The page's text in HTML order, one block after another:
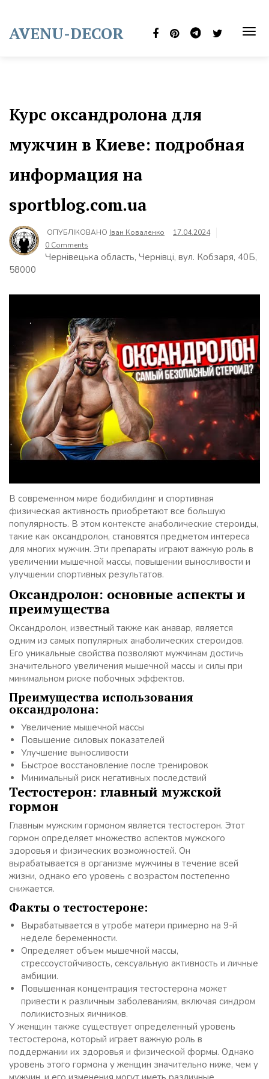
content
AVENU-DECOR
Курс оксандролона для
мужчин в Киеве: подробная
информация на
sportblog.com.ua
ОПУБЛІКОВАНО Іван Коваленко
17.04.2024
0 Comments
Чернівецька область, Чернівці, вул. Кобзаря, 40Б,
58000
В современном мире бодибилдинг и спортивная
физическая активность приобретают все большую
популярность. В этом контексте анаболические стероиды,
такие как оксандролон, становятся предметом интереса
для многих мужчин. Эти препараты играют важную роль в
увеличении мышечной массы, повышении выносливости и
улучшении спортивных результатов.
Оксандролон: основные аспекты и
преимущества
Оксандролон, известный также как анавар, является
одним из самых популярных анаболических стероидов.
Его уникальные свойства позволяют мужчинам достичь
значительного увеличения мышечной массы и силы при
минимальном риске побочных эффектов.
Преимущества использования
оксандролона:
Увеличение мышечной массы
Повышение силовых показателей
Улучшение выносливости
Быстрое восстановление после тренировок
Минимальный риск негативных последствий
Тестостерон: главный мужской
гормон
Главным мужским гормоном является тестостерон. Этот
гормон определяет множество аспектов мужского
здоровья и физических возможностей. Он
вырабатывается в организме мужчины в течение всей
жизни, однако его уровень с возрастом постепенно
снижается.
Факты о тестостероне:
Вырабатывается в утробе матери примерно на 9-й
неделе беременности.
Определяет объем мышечной массы,
стрессоустойчивость, сексуальную активность и личные
амбиции.
Повышенная концентрация тестостерона может
привести к различным заболеваниям, включая синдром
поликистозных яичников.
У женщин также существует определенный уровень
тестостерона, который играет важную роль в
поддержании их здоровья и физической формы. Однако
уровень этого гормона у женщин значительно ниже, чем у